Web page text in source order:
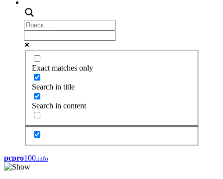
Exact matches only
Search in title
Search in content
pcpro100.info